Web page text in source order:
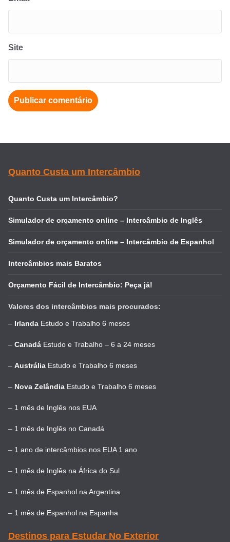
Site
Quanto Custa um Intercâmbio
Quanto Custa um Intercâmbio?
Simulador de orçamento online – Intercâmbio de Inglês
Simulador de orçamento online – Intercâmbio de Espanhol
Intercâmbios mais Baratos
Orçamento Fácil de Intercâmbio: Peça já!
Valores dos intercâmbios mais procurados:
– Irlanda Estudo e Trabalho 6 meses
– Canadá Estudo e Trabalho – 6 a 24 meses
– Austrália Estudo e Trabalho 6 meses
– Nova Zelândia Estudo e Trabalho 6 meses
– 1 mês de Inglês nos EUA
– 1 mês de Inglês no Canadá
– 1 ano de intercâmbios nos EUA 1 ano
– 1 mês de Inglês na África do Sul
– 1 mês de Espanhol na Argentina
– 1 mês de Espanhol na Espanha
Destinos para Estudar No Exterior